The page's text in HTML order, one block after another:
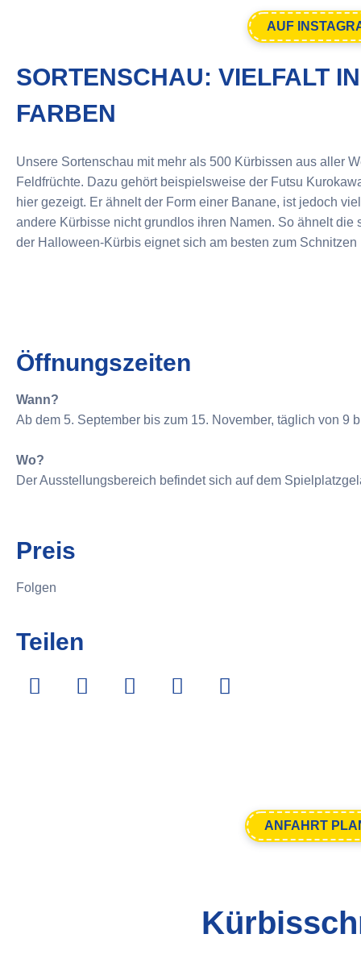
AUF
SORTENSCHAU: VIELFALT
FARBEN
Unsere Sortenschau mit mehr als 500 Kürbissen aus aller
Feldfrüchte. Dazu gehört beispielsweise der Futsu
hier gezeigt. Er ähnelt der Form einer Banane, ist jedoch
andere Kürbisse nicht grundlos ihren Namen. So ähnelt
der Halloween-Kürbis eignet sich am besten zum
Öffnungszeiten
Wann?
Ab dem 5. September bis zum 15. November, täglich von 9
Wo?
Der Ausstellungsbereich befindet sich auf dem
Preis
Folgen
Teilen
ANFAHRT